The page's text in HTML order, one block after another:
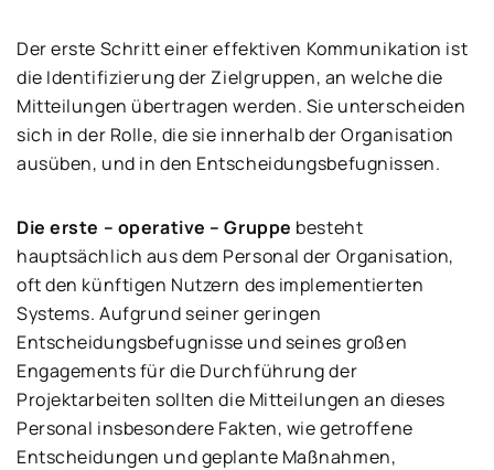
Der erste Schritt einer effektiven Kommunikation ist
die Identifizierung der Zielgruppen, an welche die
Mitteilungen übertragen werden. Sie unterscheiden
sich in der Rolle, die sie innerhalb der Organisation
ausüben, und in den Entscheidungsbefugnissen.
Die erste – operative – Gruppe besteht
hauptsächlich aus dem Personal der Organisation,
oft den künftigen Nutzern des implementierten
Systems. Aufgrund seiner geringen
Entscheidungsbefugnisse und seines großen
Engagements für die Durchführung der
Projektarbeiten sollten die Mitteilungen an dieses
Personal insbesondere Fakten, wie getroffene
Entscheidungen und geplante Maßnahmen,